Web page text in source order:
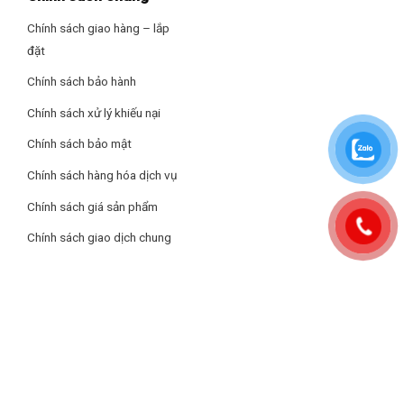
Chính sách giao hàng – lắp
đặt
Chính sách bảo hành
Chính sách xử lý khiếu nại
Chính sách bảo mật
Chính sách hàng hóa dịch vụ
Chính sách giá sản phẩm
Chính sách giao dịch chung